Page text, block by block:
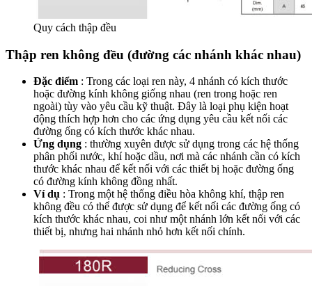
Quy cách thập đều
Thập ren không đều (đường các nhánh khác nhau)
Đặc điểm : Trong các loại ren này, 4 nhánh có kích thước
hoặc đường kính không giống nhau (ren trong hoặc ren
ngoài) tùy vào yêu cầu kỹ thuật. Đây là loại phụ kiện hoạt
động thích hợp hơn cho các ứng dụng yêu cầu kết nối các
đường ống có kích thước khác nhau.
Ứng dụng : thường xuyên được sử dụng trong các hệ thống
phân phối nước, khí hoặc dầu, nơi mà các nhánh cần có kích
thước khác nhau để kết nối với các thiết bị hoặc đường ống
có đường kính không đồng nhất.
Ví dụ : Trong một hệ thống điều hòa không khí, thập ren
không đều có thể được sử dụng để kết nối các đường ống có
kích thước khác nhau, coi như một nhánh lớn kết nối với các
thiết bị, nhưng hai nhánh nhỏ hơn kết nối chính.